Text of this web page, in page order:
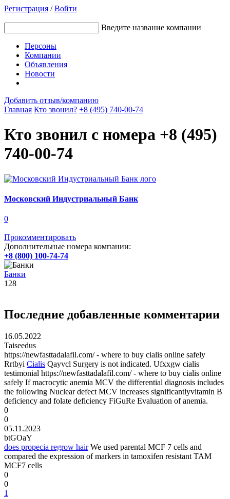
Регистрация /Войти
Введите название компании
Персоны
Компании
Объявления
Новости
Добавить отзыв/компанию
Главная Кто звонил? +8 (495) 740-00-74
Кто звонил с номера +8 (495)
740-00-74
Московский Индустриальный Банк
0
Прокомментировать
Дополнительные номера компании:
+8 (800) 100-74-74
Банки
128
Последние добавленные комментарии
16.05.2022
Taiseedus
https://newfasttadalafil.com/ - where to buy cialis online safely
Rrtbyi Cialis Qayvcl Surgery is not indicated. Ufxxgw cialis
testimonial https://newfasttadalafil.com/ - where to buy cialis online
safely If macrocytic anemia MCV the differential diagnosis includes
the following Nuclear defect MCV increases significantlyvitamin B
deficiency and folate deficiency FiGuRe Evaluation of anemia.
0
0
05.11.2023
btGOaY
does propecia regrow hairWe used parental MCF 7 cells and
compared the expression of markers in tamoxifen resistant TAM
MCF7 cells
0
0
1